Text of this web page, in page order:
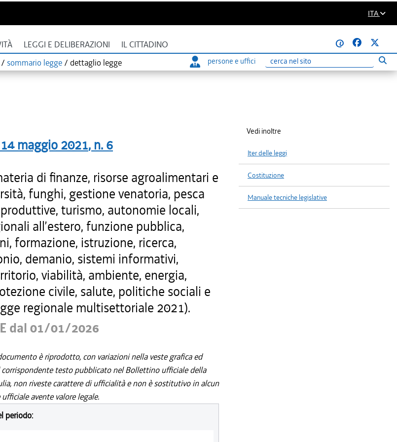
ITA
LEGGI E DELIBERAZIONI IL CITTADINO
@
/ sommario legge / dettaglio legge persone e uffici
Ricerca
14 maggio 2021, n. 6
di finanze, risorse agroalimentari e
funghi, gestione venatoria, pesca
turismo, autonomie locali,
all’estero, funzione pubblica,
formazione, istruzione, ricerca,
demanio, sistemi informativi,
viabilità, ambiente, energia,
civile, salute, politiche sociali e
regionale multisettoriale 2021).
dal 01/01/2026
è riprodotto, con variazioni nella veste grafica ed
testo pubblicato nel Bollettino ufficiale della
non riveste carattere di ufficialità e non è sostitutivo in alcun
avente valore legale.
periodo:
Vedi inoltre
Iter delle leggi
Costituzione
Manuale tecniche legislative